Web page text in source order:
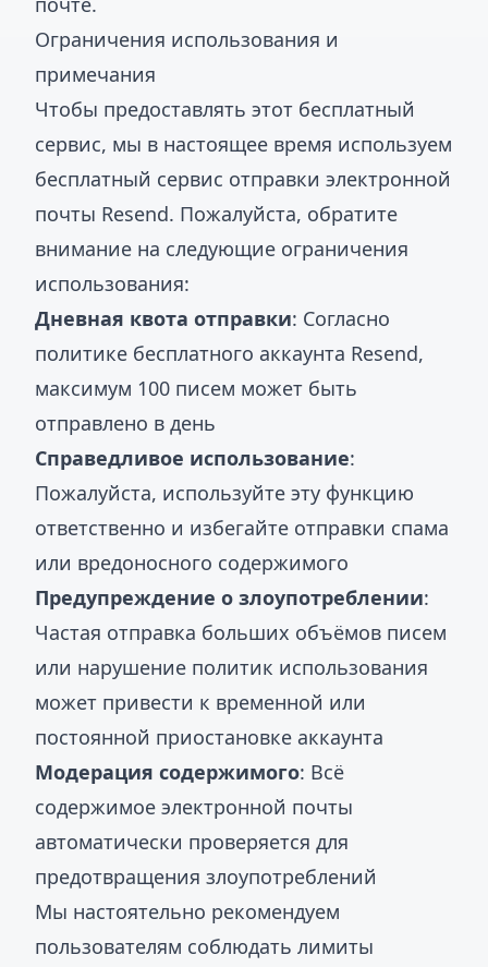
Ограничения использования и
примечания
Чтобы предоставлять этот бесплатный
сервис, мы в настоящее время используем
бесплатный сервис отправки электронной
почты Resend. Пожалуйста, обратите
внимание на следующие ограничения
использования:
Дневная квота отправки: Согласно
политике бесплатного аккаунта Resend,
максимум 100 писем может быть
отправлено в день
Справедливое использование:
Пожалуйста, используйте эту функцию
ответственно и избегайте отправки спама
или вредоносного содержимого
Предупреждение о злоупотреблении:
Частая отправка больших объёмов писем
или нарушение политик использования
может привести к временной или
постоянной приостановке аккаунта
Модерация содержимого: Всё
содержимое электронной почты
автоматически проверяется для
предотвращения злоупотреблений
Мы настоятельно рекомендуем
пользователям соблюдать лимиты